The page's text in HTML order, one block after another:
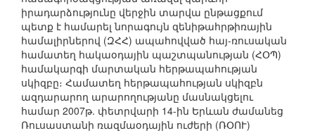
իրադարձությունը վերջին տարվա ընթացքում
պետք է համարել նորագույն զենիթահրթիռային
համալիրներով (ԶՀՀ) ապահովված հայ-ռուսական
համատեղ հակաօդային պաշտպանության (ՀՕՊ)
համակարգի մարտական հերթապահության
սկիզբը։ Համատեղ հերթապահության սկիզբն
ազդարարող արարողությանը մասնակցելու
համար 2007թ. փետրվարի 14-ին Երևան ժամանեց
Ռուսաստանի ռազմաօդային ուժերի (ՌՕՈՒ)